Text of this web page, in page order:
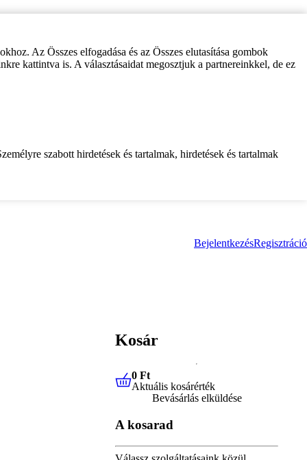
Az Összes elfogadása és az Összes elutasítása gombok
kattintva is. A választásaidat megosztjuk a partnereinkkel, de ez
szabott hirdetések és tartalmak, hirdetések és tartalmak
BejelentkezésRegisztráció
Kosár
0 FtAktuális kosárérték
0 Ft
Aktuális kosárérték
Bevásárlás elküldése
A kosarad